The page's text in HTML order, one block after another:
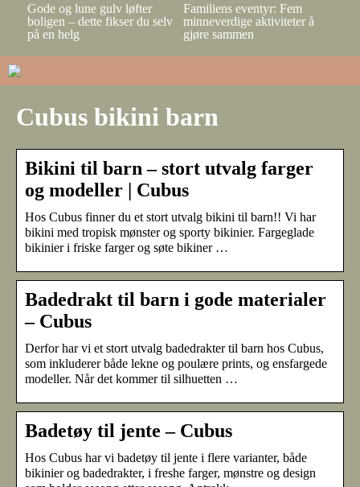
Gode og lune gulv løfter
boligen – dette fikser du selv
på en helg
Familiens eventyr: Fem
minneverdige aktiviteter å
gjøre sammen
Cubus bikini barn
Bikini til barn – stort utvalg farger
og modeller | Cubus
Hos Cubus finner du et stort utvalg bikini til barn!! Vi har
bikini med tropisk mønster og sporty bikinier. Fargeglade
bikinier i friske farger og søte bikiner …
Badedrakt til barn i gode materialer
– Cubus
Derfor har vi et stort utvalg badedrakter til barn hos Cubus,
som inkluderer både lekne og poulære prints, og ensfargede
modeller. Når det kommer til silhuetten …
Badetøy til jente – Cubus
Hos Cubus har vi badetøy til jente i flere varianter, både
bikinier og badedrakter, i freshe farger, mønstre og design